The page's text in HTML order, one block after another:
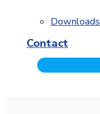
Downloads
Contact